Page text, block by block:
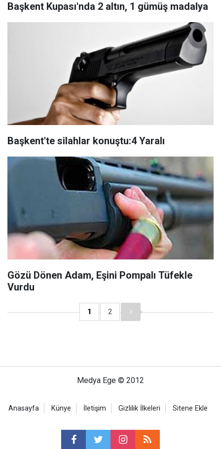
Başkent Kupası'nda 2 altın, 1 gümüş madalya
Başkent'te silahlar konuştu:4 Yaralı
Gözü Dönen Adam, Eşini Pompalı Tüfekle
Vurdu
1 2
Medya Ege © 2012
Anasayfa Künye İletişim Gizlilik İlkeleri Sitene Ekle